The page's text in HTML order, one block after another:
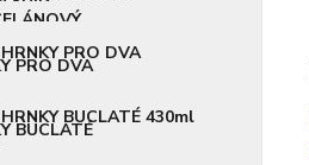
HRNKY PRO DVA
HRNKY BUCLATÉ 430ml